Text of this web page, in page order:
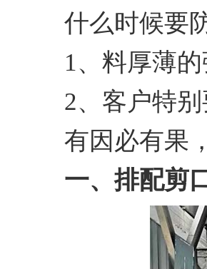
什么时候要
1、料厚薄
2、客户特
有因必有果
一、排配剪